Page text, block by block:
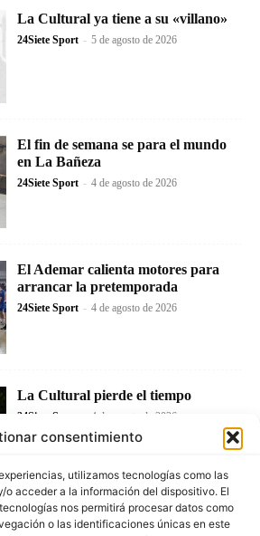
consentimiento
utilizamos tecnologías como las
o acceder a la información del dispositivo. El
nos permitirá procesar datos como
o las identificaciones únicas en este
La Cultural ya tiene a su «villano»
24Siete Sport - 5 de agosto de 2026
El fin de semana se para el mundo
en La Bañeza
24Siete Sport - 4 de agosto de 2026
El Ademar calienta motores para
arrancar la pretemporada
24Siete Sport - 4 de agosto de 2026
La Cultural pierde el tiempo
24Siete Sport 4 de agosto de 2026